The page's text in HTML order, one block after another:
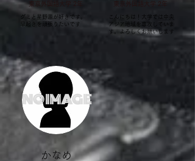
​東京外国語大学 2年
グミと星野源が好きです。
早起きを頑張りたいです
​こんにちは！大学では中央
アジア地域を専攻していま
す。よろしくお願いします
NO IMAGE
​かなめ